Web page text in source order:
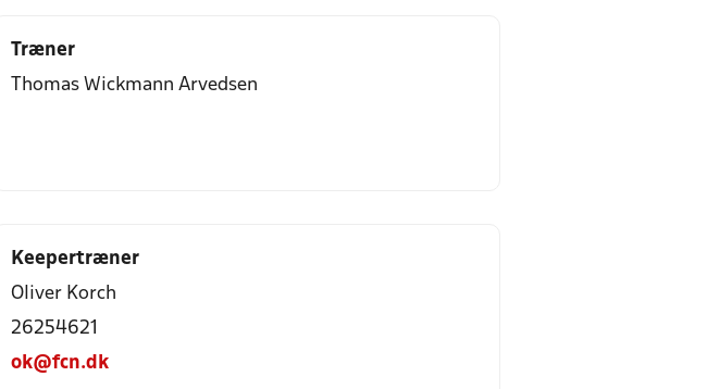
Træner
Thomas Wickmann Arvedsen
Keepertræner
Oliver Korch
26254621
ok@fcn.dk